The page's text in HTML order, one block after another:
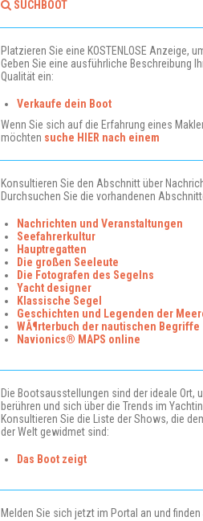
SUCHBOOT
Platzieren Sie eine KOSTENLOSE Anzeige,
Geben Sie eine ausführliche Beschreibung
Qualität ein:
Verkaufe dein Boot
Wenn Sie sich auf die Erfahrung eines
möchten suche HIER nach einem
Konsultieren Sie den Abschnitt über
Durchsuchen Sie die vorhandenen
Nachrichten und Veranstaltungen
Seefahrerkultur
Hauptregatten
Die großen Seeleute
Die Fotografen des Segelns
Yacht designer
Klassische Segel
Geschichten und Legenden der
WÃ¶rterbuch der nautischen Begriffe
Navionics® MAPS online
Die Bootsausstellungen sind der ideale Ort,
berühren und sich über die Trends im
Konsultieren Sie die Liste der Shows, die
der Welt gewidmet sind:
Das Boot zeigt
Melden Sie sich jetzt im Portal an und